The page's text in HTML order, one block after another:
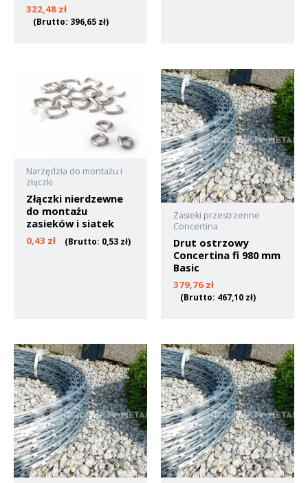
322,48 zł
(Brutto: 396,65 zł)
Narzędzia do montażu i
złączki
Złączki nierdzewne
do montażu
zasieków i siatek
0,43 zł (Brutto: 0,53 zł)
Zasieki przestrzenne
Concertina
Drut ostrzowy
Concertina fi 980 mm
Basic
379,76 zł
(Brutto: 467,10 zł)